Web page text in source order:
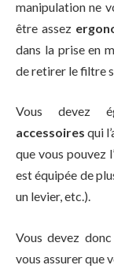
manipulation ne
être assez
dans la prise en
de retirer le filtre
Vous devez
accessoires qui
que vous pouvez
est équipée de
un levier, etc.).
Vous devez
vous assurer que